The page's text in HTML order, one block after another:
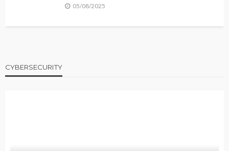
05/08/2025
CYBERSECURITY